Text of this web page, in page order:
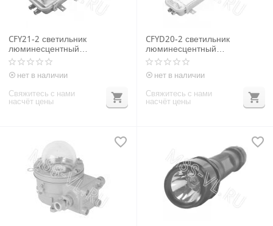
CFY21-2 светильник
люминесцентный
взрывозащищенный 2*20W
G13 IP56
нет в наличии
Свяжитесь с нами
насчёт цены
CFYD20-2 светильник
люминесцентный
взрывозащищенный 2*20W
Fa6 IP66
нет в наличии
Свяжитесь с нами
насчёт цены